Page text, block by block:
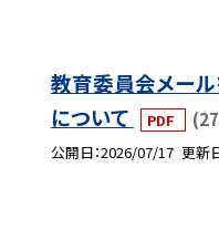
教育委員会メー
について
PDF
公開日 2026/07/17 更新